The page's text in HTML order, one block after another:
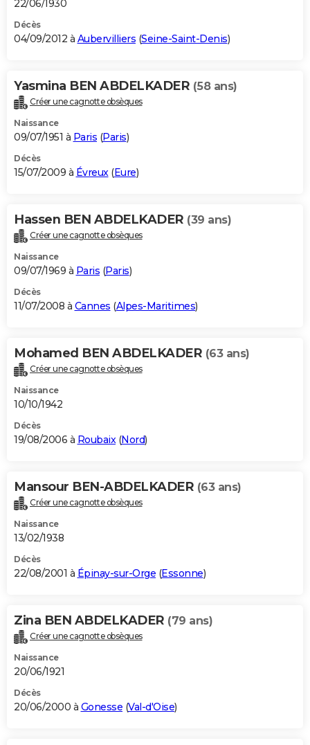
22/06/1930
Décès
04/09/2012 à Aubervilliers (Seine-Saint-Denis)
Yasmina BEN ABDELKADER (58 ans)
Créer une cagnotte obsèques
Naissance
09/07/1951 à Paris (Paris)
Décès
15/07/2009 à Évreux(Eure)
Hassen BEN ABDELKADER (39 ans)
Créer une cagnotte obsèques
Naissance
09/07/1969 à Paris (Paris)
Décès
11/07/2008 à Cannes (Alpes-Maritimes)
Mohamed BEN ABDELKADER (63 ans)
Créer une cagnotte obsèques
Naissance
10/10/1942
Décès
19/08/2006 à Roubaix(Nord)
Mansour BEN-ABDELKADER (63 ans)
Créer une cagnotte obsèques
Naissance
13/02/1938
Décès
22/08/2001 à Épinay-sur-Orge (Essonne)
Zina BEN ABDELKADER (79 ans)
Créer une cagnotte obsèques
Naissance
20/06/1921
Décès
20/06/2000 à Gonesse (Val-d'Oise)